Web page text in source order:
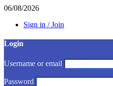
06/08/2026
Sign in / Join
Login
Username or email
Password